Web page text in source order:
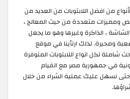
من افضل اللابتوبات من العديد من
ومميزات متعددة من حيث المعالج ،
، الذاكرة وغيرها وهو ما يجعل
ومحيرة. لذلك ارتأينا في موقع
شاملة لكل انواع اللابتوبات المتوفرة
في جمهورية مصر مع القيام
نسهل عليك عملية الشراء من خلال